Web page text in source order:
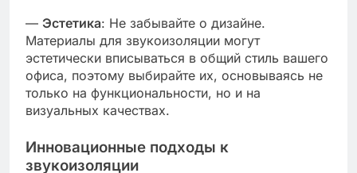
— Эстетика: Не забывайте о дизайне.
Материалы для звукоизоляции могут
эстетически вписываться в общий стиль вашего
офиса, поэтому выбирайте их, основываясь не
только на функциональности, но и на
визуальных качествах.
Инновационные подходы к
звукоизоляции